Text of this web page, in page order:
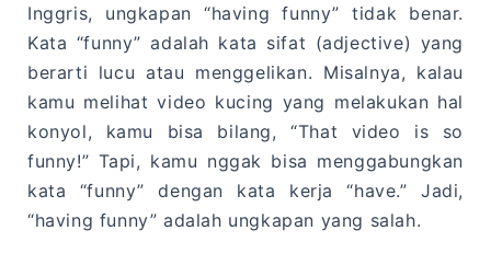
Inggris, ungkapan “having funny” tidak benar.
Kata “funny” adalah kata sifat (adjective) yang
berarti lucu atau menggelikan. Misalnya, kalau
kamu melihat video kucing yang melakukan hal
konyol, kamu bisa bilang, “That video is so
funny!” Tapi, kamu nggak bisa menggabungkan
kata “funny” dengan kata kerja “have.” Jadi,
“having funny” adalah ungkapan yang salah.